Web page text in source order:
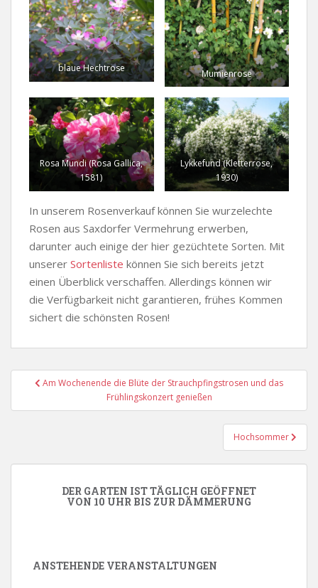
blaue Hechtrose Mumienrose
Rosa Mundi (Rosa Gallica,
1581)
Lykkefund (Kletterrose,
1930)
In unserem Rosenverkauf können Sie wurzelechte
Rosen aus Saxdorfer Vermehrung erwerben,
darunter auch einige der hier gezüchtete Sorten. Mit
unserer Sortenliste können Sie sich bereits jetzt
einen Überblick verschaffen. Allerdings können wir
die Verfügbarkeit nicht garantieren, frühes Kommen
sichert die schönsten Rosen!
Beitragsnavigation
Am Wochenende die Blüte der Strauchpfingstrosen und das
Frühlingskonzert genießen
Hochsommer
DER GARTEN IST TÄGLICH GEÖFFNET
VON 10 UHR BIS ZUR DÄMMERUNG
ANSTEHENDE VERANSTALTUNGEN